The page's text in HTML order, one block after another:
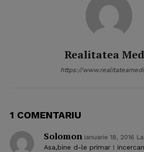
Realitatea
https://
1 COMENTARIU
Solomon ianuarie 18, 2016
Asa,bine d-le primar !